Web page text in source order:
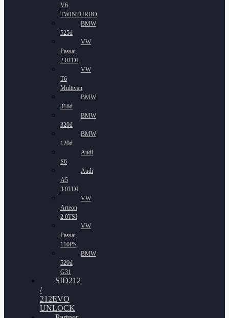
V6
TWINTURBO
BMW
525d
VW
Passat
2.0TDI
VW
T6
Multivan
BMW
318d
BMW
320d
BMW
120d
Audi
S6
Audi
A5
3.0TDI
VW
Arteon
2.0TSI
VW
Passat
110PS
BMW
520d
G31
SID212
/
212EVO
UNLOCK